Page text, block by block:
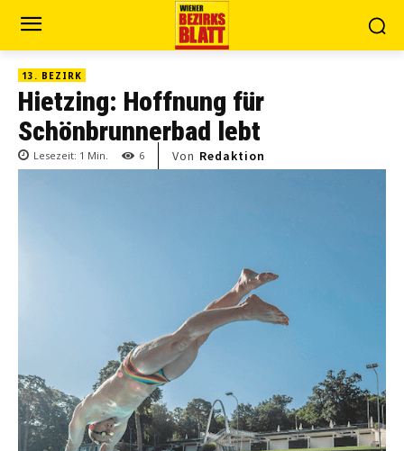
13. BEZIRK
Hietzing: Hoffnung für
Schönbrunnerbad lebt
Lesezeit: 1 Min. 6 Von Redaktion